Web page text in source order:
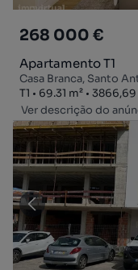
268 000 €
Apartamento T1
Casa Branca, Santo
Tipologia
T1
Zona69.31 m²
Preço por metro
Ver descrição do